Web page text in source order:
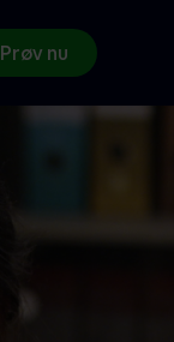
Prøv nu